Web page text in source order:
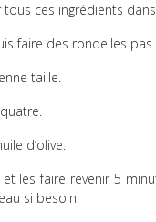
ces ingrédients
faire des rondelles
taille.
d’olive.
les faire revenir 5
si besoin.